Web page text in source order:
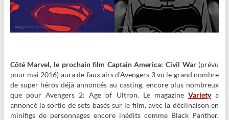
Côté Marvel, le prochain film Captain America: Civil War(prévu
pour mai 2016) aura de faux airs d’Avengers 3 vu le grand nombre
de super héros déjà annoncés au casting, encore plus nombreux
que pour Avengers 2: Age of Ultron. Le magazineVarietya
annoncé la sortie de sets basés sur le film, avec la déclinaison en
minifigs de personnages encore inédits comme Black Panther,